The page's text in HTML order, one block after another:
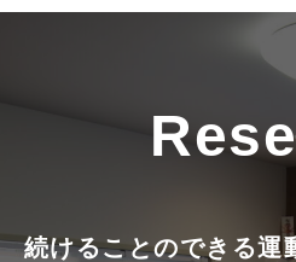
続けることのできる運